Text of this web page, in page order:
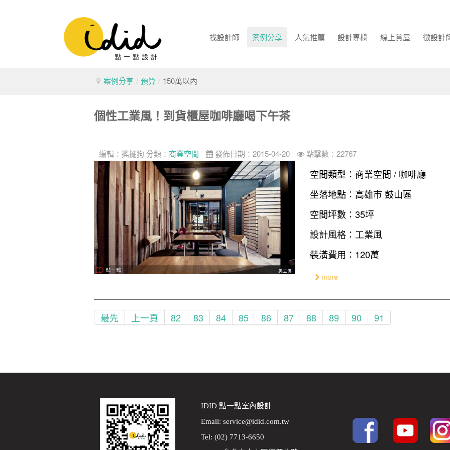
找設計師 案例分享 人氣推薦 設計專欄 線上賞屋 徵設計
案例分享 / 預算 / 150萬以內
個性工業風！到貨櫃屋咖啡廳喝下午茶
編輯： 搖擺狗 分類： 商業空間 發佈日期：2015-04-20 點擊數：22767
空間類型：商業空間 / 咖啡廳
坐落地點：高雄市 鼓山區
空間坪數：35坪
設計風格：工業風
裝潢費用：120萬
more
最先 上一頁 82 83 84 85 86 87 88 89 90 91
IDID 點一點室內設計
Email: service@idid.com.tw
Tel: (02) 7713-6650